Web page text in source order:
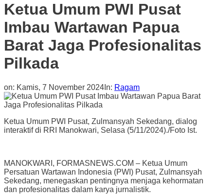
Ketua Umum PWI Pusat
Imbau Wartawan Papua
Barat Jaga Profesionalitas
Pilkada
on: Kamis, 7 November 2024 In: Ragam
Ketua Umum PWI Pusat, Zulmansyah Sekedang, dialog
interaktif di RRI Manokwari, Selasa (5/11/2024)./Foto Ist.
MANOKWARI, FORMASNEWS.COM – Ketua Umum
Persatuan Wartawan Indonesia (PWI) Pusat, Zulmansyah
Sekedang, menegaskan pentingnya menjaga kehormatan
dan profesionalitas dalam karya jurnalistik.